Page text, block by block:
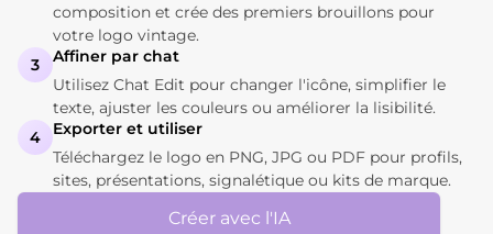
composition et crée des premiers brouillons pour
votre logo vintage.
3
Affiner par chat
Utilisez Chat Edit pour changer l'icône, simplifier le
texte, ajuster les couleurs ou améliorer la lisibilité.
4
Exporter et utiliser
Téléchargez le logo en PNG, JPG ou PDF pour profils,
sites, présentations, signalétique ou kits de marque.
Créer avec l'IA